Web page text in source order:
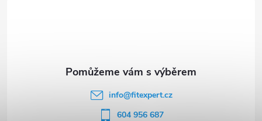
info@fitexpert.cz
604 956 687